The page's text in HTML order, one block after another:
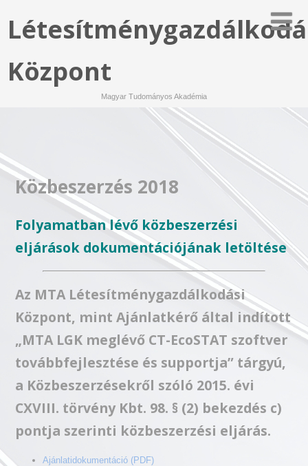
Központ
Magyar Tudományos Akadémia
Közbeszerzés 2018
Folyamatban lévő közbeszerzési
eljárások dokumentációjának letöltése
Az MTA Létesítménygazdálkodási
Központ, mint Ajánlatkérő által indított
„MTA LGK meglévő CT-EcoSTAT szoftver
továbbfejlesztése és supportja” tárgyú,
a Közbeszerzésekről szóló 2015. évi
CXVIII. törvény Kbt. 98. § (2) bekezdés c)
pontja szerinti közbeszerzési eljárás.
Ajánlatidokumentáció (PDF)